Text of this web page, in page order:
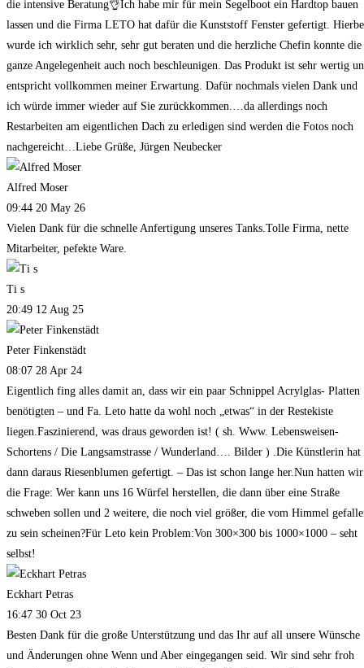
die intensive Beratung👌Ich habe mir für mein Segelboot ein Hardtop bauen
lassen und die Firma LETO hat dafür die Kunststoff Fenster gefertigt.
wurde ich wirklich sehr, sehr gut beraten und die herzliche Chefin konnte die
ganze Angelegenheit auch noch beschleunigen. Das Produkt ist sehr wertig
entspricht vollkommen meiner Erwartung. Dafür nochmals vielen Dank und
ich würde immer wieder auf Sie zurückkommen.…da allerdings noch
Restarbeiten am eigentlichen Dach zu erledigen sind werden die Fotos noch
nachgereicht…Liebe Grüße, Jürgen Neubecker
Alfred Moser
09:44 20 May 26
Vielen Dank für die schnelle Anfertigung unseres Tanks.Tolle Firma, nette
Mitarbeiter, pefekte Ware.
Ti s
20:49 12 Aug 25
Peter Finkenstädt
08:07 28 Apr 24
Eigentlich fing alles damit an, dass wir ein paar Schnippel Acrylglas- Platten
benötigten – und Fa. Leto hatte da wohl noch „etwas“ in der Restekiste
liegen.Faszinierend, was draus geworden ist! ( sh. Www. Lebensweisen-
Schortens / Die Langsamstrasse / Wunderland…. Bilder ) .Die Künstlerin hat
dann daraus Riesenblumen gefertigt. – Das ist schon lange her.Nun hatten wir
die Frage: Wer kann uns 16 Würfel herstellen, die dann über eine Straße
schweben sollen und 2 weitere, die noch viel größer, die vom Himmel
zu sein scheinen?Für Leto kein Problem:Von 300×300 bis 1000×1000 – seht
selbst!
Eckhart Petras
16:47 30 Oct 23
Besten Dank für die große Unterstützung und das Ihr auf all unsere Wünsche
und Änderungen ohne Wenn und Aber eingegangen seid. Wir sind sehr froh